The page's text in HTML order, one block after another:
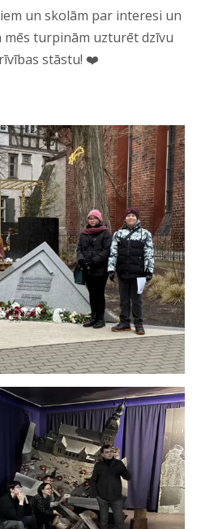
un skolām par interesi un
mēs turpinām uzturēt dzīvu
stāstu! ❤️